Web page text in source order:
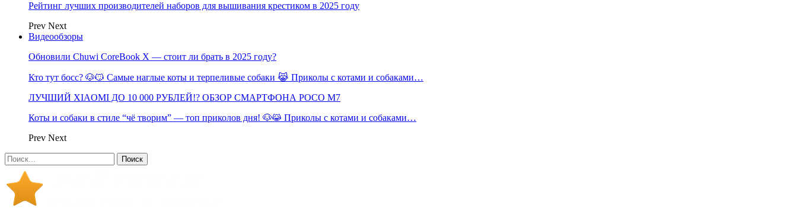
Рейтинг лучших производителей наборов для вышивания крестиком в 2025 году
Prev Next
Видеообзоры
Обновили Chuwi CoreBook X — стоит ли брать в 2025 году?
Кто тут босс? 🐶😼 Самые наглые коты и терпеливые собаки 😹 Приколы с котами и собаками…
ЛУЧШИЙ XIAOMI ДО 10 000 РУБЛЕЙ!? ОБЗОР СМАРТФОНА POCO M7
Коты и собаки в стиле “чё творим” — топ приколов дня! 🐶😹 Приколы с котами и собаками…
Prev Next